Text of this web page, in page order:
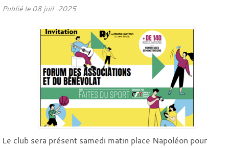
Publié le 08 juil. 2025
Le club sera présent samedi matin place Napoléon pour